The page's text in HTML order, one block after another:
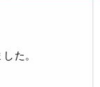
た。